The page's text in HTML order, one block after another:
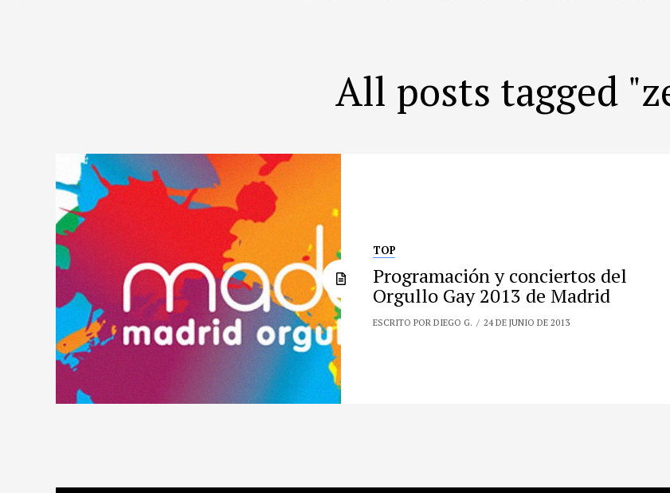
All posts tagged
TOP
Programación y conciertos del
Orgullo Gay 2013 de Madrid
ESCRITO POR DIEGO G. 24 DE JUNIO DE 2013